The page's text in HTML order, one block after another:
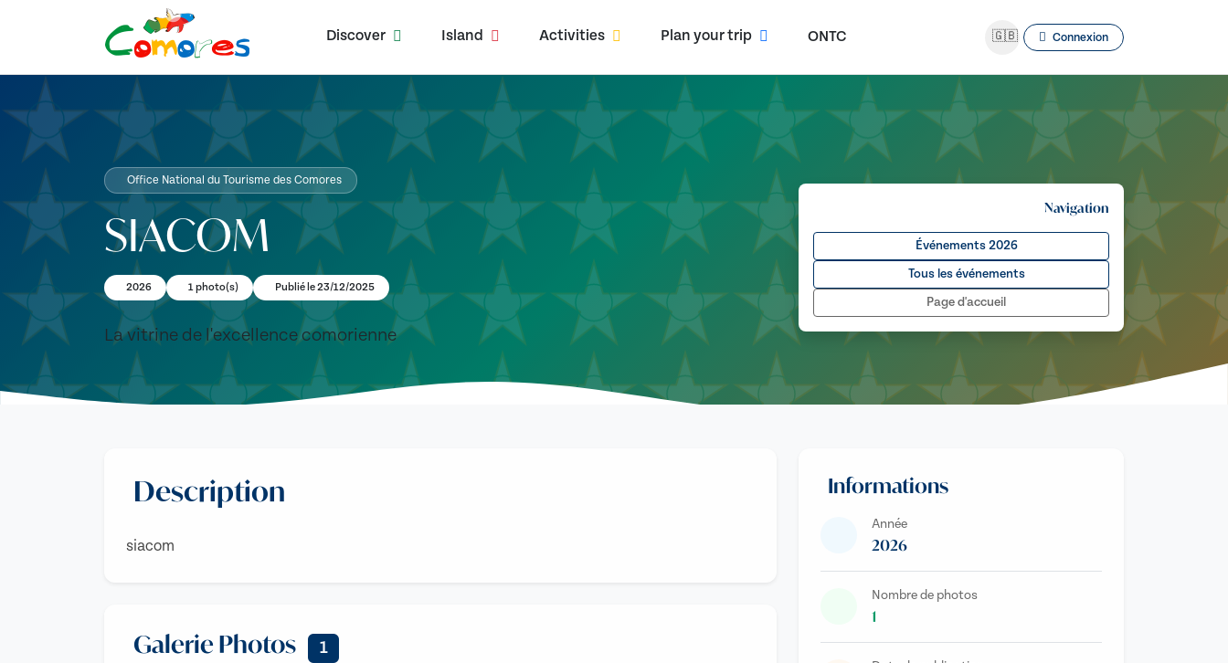
🇬🇧 Connexion
Discover Island Activities Plan your trip ONTC
Office National du Tourisme des Comores
SIACOM
2026 1 photo(s) Publié le 23/12/2025
La vitrine de l'excellence comorienne
Navigation
Événements 2026
Tous les événements
Page d'accueil
Description
siacom
Galerie Photos 1
Informations
Année
2026
Nombre de photos
1